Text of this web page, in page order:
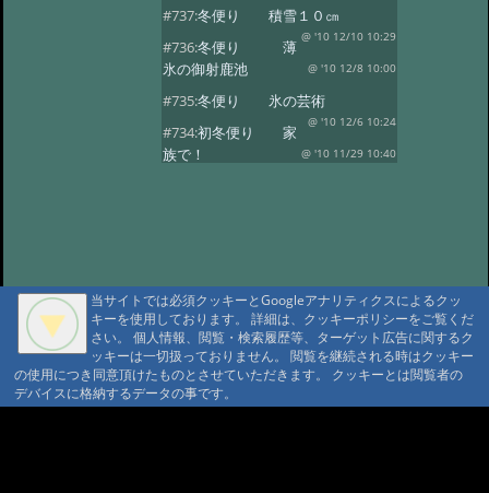
#737:冬便り 積雪１０㎝
@ '10 12/10 10:29
#736:冬便り 薄
氷の御射鹿池
@ '10 12/8 10:00
#735:冬便り 氷の芸術
@ '10 12/6 10:24
#734:初冬便り 家
族で！
@ '10 11/29 10:40
#730:初冬便り 御柱
@ '10 11/6 10:28
#729: 初冬便り 初
冠雪
@ '10 11/5 12:36
#728:初冬便り 哀愁
@ '10 11/3 10:13
当サイトでは必須クッキーとGoogleアナリティクスによるクッ
キーを使用しております。 詳細は、クッキーポリシーをご覧くだ
さい。 個人情報、閲覧・検索履歴等、ターゲット広告に関するク
ッキーは一切扱っておりません。 閲覧を継続される時はクッキー
の使用につき同意頂けたものとさせていただきます。 クッキーとは閲覧者の
デバイスに格納するデータの事です。